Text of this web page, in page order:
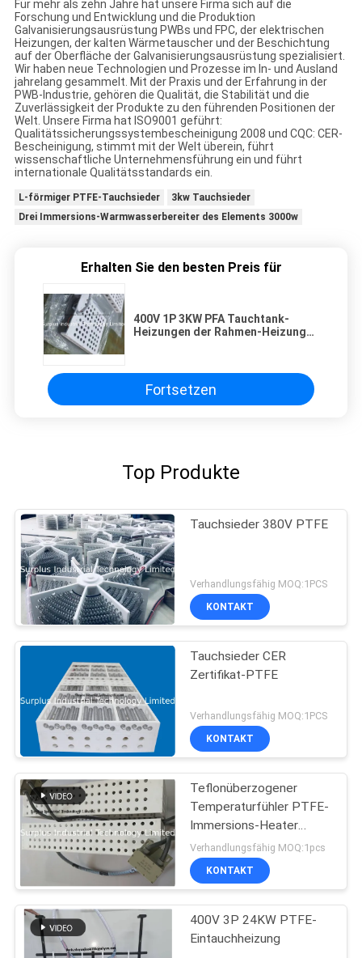
Für mehr als zehn Jahre hat unsere Firma sich auf die
Forschung und Entwicklung und die Produktion
Galvanisierungsausrüstung PWBs und FPC, der elektrischen
Heizungen, der kalten Wärmetauscher und der Beschichtung
auf der Oberfläche der Galvanisierungsausrüstung spezialisiert.
Wir haben neue Technologien und Prozesse im In- und Ausland
jahrelang gesammelt. Mit der Praxis und der Erfahrung in der
PWB-Industrie, gehören die Qualität, die Stabilität und die
Zuverlässigkeit der Produkte zu den führenden Positionen der
Welt. Unsere Firma hat ISO9001 geführt:
Qualitätssicherungssystembescheinigung 2008 und CQC: CER-
Bescheinigung, stimmt mit der Welt überein, führt
wissenschaftliche Unternehmensführung ein und führt
internationale Qualitätsstandards ein.
L-förmiger PTFE-Tauchsieder
3kw Tauchsieder
Drei Immersions-Warmwasserbereiter des Elements 3000w
Erhalten Sie den besten Preis für
400V 1P 3KW PFA Tauchtank-
Heizungen der Rahmen-Heizungs-
Fortsetzen
Top Produkte
Tauchsieder 380V PTFE
Verhandlungsfähig MOQ:1PCS
KONTAKT
Tauchsieder CER
Zertifikat-PTFE
Verhandlungsfähig MOQ:1PCS
KONTAKT
Teflonüberzogener
Temperaturfühler PTFE-
Immersions-Heater
Withs PT100
Verhandlungsfähig MOQ:1pcs
KONTAKT
400V 3P 24KW PTFE-
Eintauchheizung